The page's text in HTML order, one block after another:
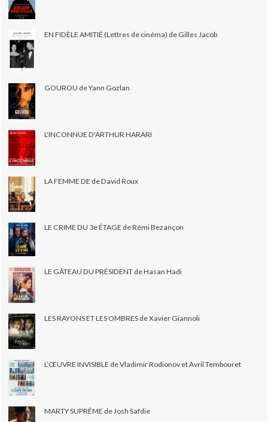
EN FIDÈLE AMITIÉ (Lettres de cinéma) de Gilles Jacob
GOUROU de Yann Gozlan
L'INCONNUE D'ARTHUR HARARI
LA FEMME DE de David Roux
LE CRIME DU 3e ÉTAGE de Rémi Bezançon
LE GÂTEAU DU PRÉSIDENT de Hasan Hadi
LES RAYONS ET LES OMBRES de Xavier Giannoli
L’ŒUVRE INVISIBLE de Vladimir Rodionov et Avril Tembouret
MARTY SUPRÊME de Josh Safdie